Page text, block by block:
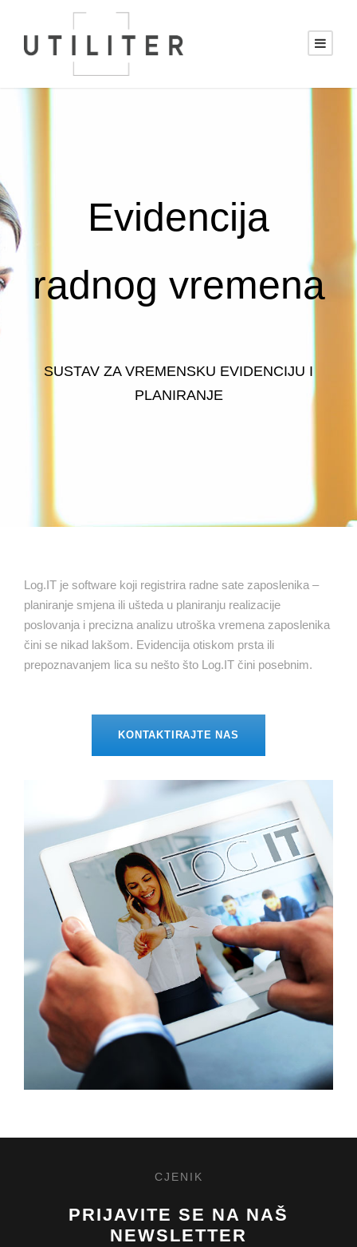
Evidencija
radnog vremena
SUSTAV ZA VREMENSKU EVIDENCIJU I
PLANIRANJE
Log.IT je software koji registrira radne sate zaposlenika –
planiranje smjena ili ušteda u planiranju realizacije
poslovanja i precizna analizu utroška vremena zaposlenika
čini se nikad lakšom. Evidencija otiskom prsta ili
prepoznavanjem lica su nešto što Log.IT čini posebnim.
KONTAKTIRAJTE NAS
CJENIK
PRIJAVITE SE NA NAŠ
NEWSLETTER